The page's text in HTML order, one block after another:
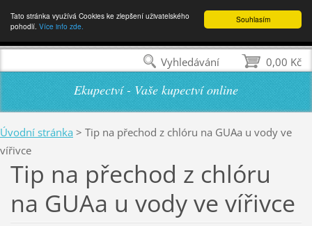
Souhlasím
Tato stránka využívá Cookies ke zlepšení uživatelského
pohodlí. Více info zde.
Ekupectví - Vaše kupectví online
Úvodní stránka > Tip na přechod z chlóru na GUAa u vody ve
vířivce
Tip na přechod z chlóru
na GUAa u vody ve vířivce
0,00 Kč
Vyhledávání